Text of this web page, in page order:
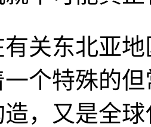
有关东北亚
个特殊的
，又是全